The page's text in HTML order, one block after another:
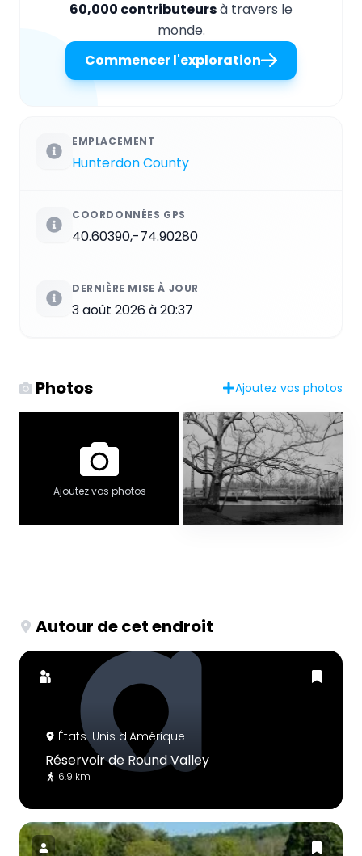
60,000 contributeursà travers le
monde.
Commencer l'exploration
EMPLACEMENT
Hunterdon County
COORDONNÉES GPS
40.60390,-74.90280
DERNIÈRE MISE À JOUR
3 août 2026 à 20:37
Photos Ajoutez vos photos
Ajoutez vos photos
Autour de cet endroit
États-Unis d'Amérique
Réservoir de Round Valley
6.9 km